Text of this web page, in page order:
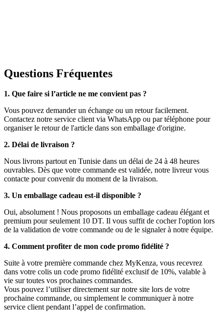
Questions Fréquentes
1. Que faire si l’article ne me convient pas ?
Vous pouvez demander un échange ou un retour facilement.
Contactez notre service client via WhatsApp ou par téléphone pour
organiser le retour de l'article dans son emballage d'origine.
2. Délai de livraison ?
Nous livrons partout en Tunisie dans un délai de 24 à 48 heures
ouvrables. Dès que votre commande est validée, notre livreur vous
contacte pour convenir du moment de la livraison.
3. Un emballage cadeau est-il disponible ?
Oui, absolument ! Nous proposons un emballage cadeau élégant et
premium pour seulement 10 DT. Il vous suffit de cocher l'option lors
de la validation de votre commande ou de le signaler à notre équipe.
4. Comment profiter de mon code promo fidélité ?
Suite à votre première commande chez MyKenza, vous recevrez
dans votre colis un code promo fidélité exclusif de 10%, valable à
vie sur toutes vos prochaines commandes.
Vous pouvez l’utiliser directement sur notre site lors de votre
prochaine commande, ou simplement le communiquer à notre
service client pendant l’appel de confirmation.